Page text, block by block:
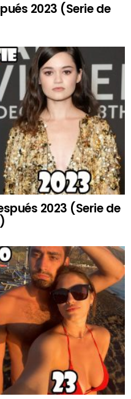
2023 (Serie de
2023 (Serie de